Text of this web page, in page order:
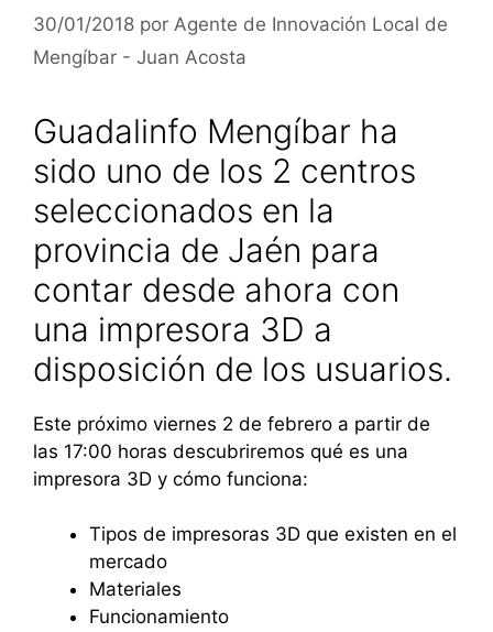
30/01/2018 por Agente de Innovación Local de
Mengíbar - Juan Acosta
Guadalinfo Mengíbar ha
sido uno de los 2 centros
seleccionados en la
provincia de Jaén para
contar desde ahora con
una impresora 3D a
disposición de los usuarios.
Este próximo viernes 2 de febrero a partir de
las 17:00 horas descubriremos qué es una
impresora 3D y cómo funciona:
Tipos de impresoras 3D que existen en el
mercado
Materiales
Funcionamiento